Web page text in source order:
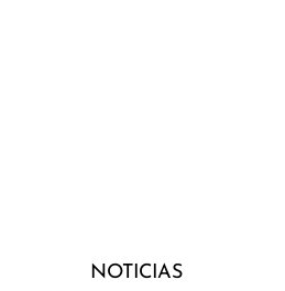
NOTICIAS